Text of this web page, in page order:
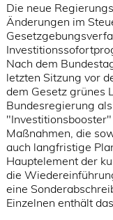
Die neue
Änderungen im
Nach dem
letzten Sitzung vor
dem Gesetz grünes
Bundesregierung
Maßnahmen, die
auch langfristige
Hauptelement der
die
eine
Einzelnen enthält